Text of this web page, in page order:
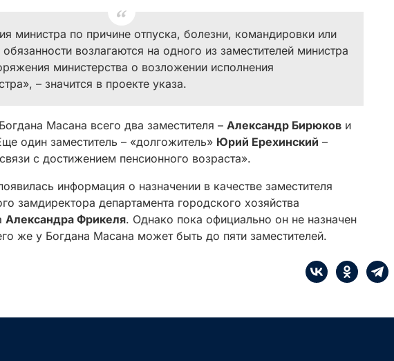
министра по причине отпуска, болезни, командировки или
возлагаются на одного из заместителей министра
министерства о возложении исполнения
– значится в проекте указа.
Масана всего два заместителя – Александр Бирюков и
один заместитель – «долгожитель» Юрий Ерехинский –
с достижением пенсионного возраста».
информация о назначении в качестве заместителя
замдиректора департамента городского хозяйства
Александра Фрикеля. Однако пока официально он не назначен
же у Богдана Масана может быть до пяти заместителей.